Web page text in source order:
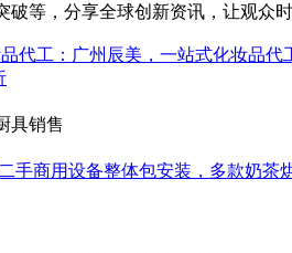
等，分享全球创新资讯，让观众
代工：广州辰美，一站式化妆品代
具销售
手商用设备整体包安装，多款奶茶